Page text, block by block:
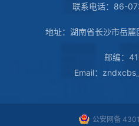
联系电话：86-
地址：湖南省长沙市岳
邮编：
Email：
公安网备